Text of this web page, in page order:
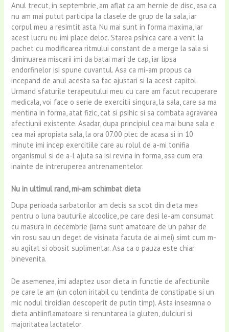
Anul trecut, in septembrie, am aflat ca am hernie de disc, asa ca
nu am mai putut participa la clasele de grup de la sala, iar
corpul meu a resimtit asta. Nu mai sunt in forma maxima, iar
acest lucru nu imi place deloc. Starea psihica care a venit la
pachet cu modificarea ritmului constant de a merge la sala si
diminuarea miscarii imi da batai mari de cap, iar lipsa
endorfinelor isi spune cuvantul. Asa ca mi-am propus ca
incepand de anul acesta sa fac ajustari si la acest capitol.
Urmand sfaturile terapeutului meu cu care am facut recuperare
medicala, voi face o serie de exercitii singura, la sala, care sa ma
mentina in forma, atat fizic, cat si psihic si sa combata agravarea
afectiunii existente. Asadar, dupa principiul cea mai buna sala e
cea mai apropiata sala, la ora 07.00 plec de acasa si in 10
minute imi incep exercitiile care au rolul de a-mi tonifia
organismul si de a-l ajuta sa isi revina in forma, asa cum era
inainte de intreruperea antrenamentelor.
Nu in ultimul rand, mi-am schimbat dieta
Dupa perioada sarbatorilor am decis sa scot din dieta mea
pentru o luna bauturile alcoolice, pe care desi le-am consumat
cu masura in decembrie (iarna sunt amatoare de un pahar de
vin rosu sau un deget de visinata facuta de ai mei) simt cum m-
au agitat si obosit suplimentar. Asa ca o pauza este chiar
binevenita.
De asemenea, imi adaptez usor dieta in functie de afectiunile
pe care le am (un colon iritabil cu tendinta de constipatie si un
mic nodul tiroidian descoperit de putin timp). Asta inseamna o
dieta antiinflamatoare si renuntarea la gluten, dulciuri si
majoritatea lactatelor.